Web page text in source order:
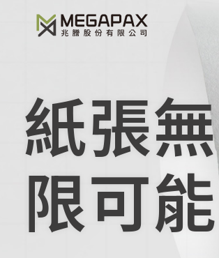
紙張無
限可能